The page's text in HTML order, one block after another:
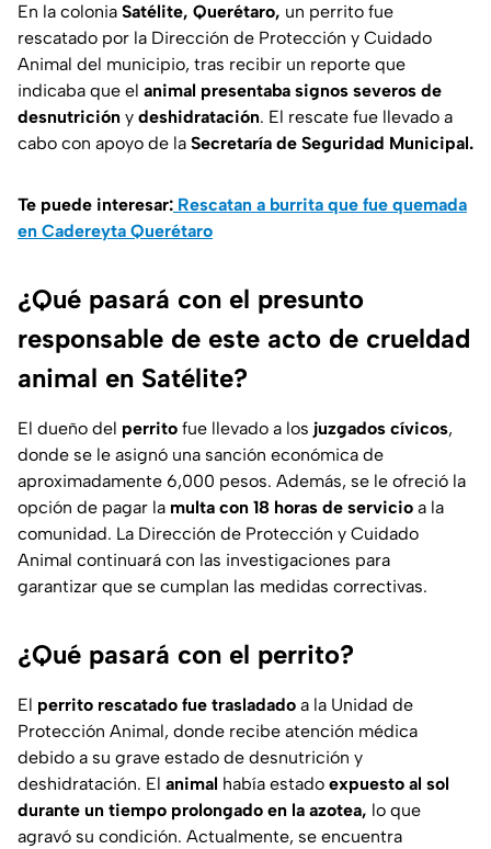
En la colonia Satélite, Querétaro, un perrito fue
rescatado por la Dirección de Protección y Cuidado
Animal del municipio, tras recibir un reporte que
indicaba que el animal presentaba signos severos de
desnutrición y deshidratación. El rescate fue llevado a
cabo con apoyo de la Secretaría de Seguridad Municipal.
Te puede interesar: Rescatan a burrita que fue quemada
en Cadereyta Querétaro
¿Qué pasará con el presunto
responsable de este acto de crueldad
animal en Satélite?
El dueño del perrito fue llevado a los juzgados cívicos,
donde se le asignó una sanción económica de
aproximadamente 6,000 pesos. Además, se le ofreció la
opción de pagar la multa con 18 horas de servicio a la
comunidad. La Dirección de Protección y Cuidado
Animal continuará con las investigaciones para
garantizar que se cumplan las medidas correctivas.
¿Qué pasará con el perrito?
El perrito rescatado fue trasladado a la Unidad de
Protección Animal, donde recibe atención médica
debido a su grave estado de desnutrición y
deshidratación. El animal había estado expuesto al sol
durante un tiempo prolongado en la azotea, lo que
agravó su condición. Actualmente, se encuentra